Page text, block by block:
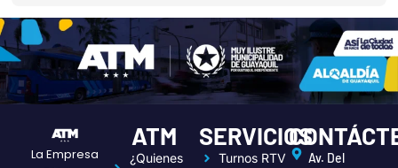
La Empresa
ATM
¿Quienes
SERVICIOS
Turnos RTV
Av. Del